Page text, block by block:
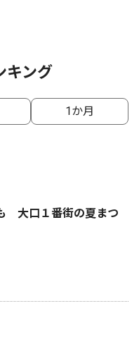
キング
1か月
大口１番街の夏まつ